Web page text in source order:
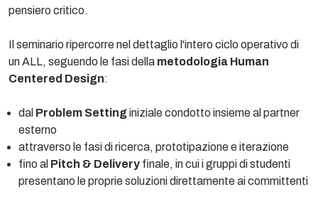
pensiero critico.
Il seminario ripercorre nel dettaglio l'intero ciclo operativo di
un ALL, seguendo le fasi della metodologia Human
Centered Design:
dal Problem Setting iniziale condotto insieme al partner
esterno
attraverso le fasi di ricerca, prototipazione e iterazione
fino al Pitch & Delivery finale, in cui i gruppi di studenti
presentano le proprie soluzioni direttamente ai committenti